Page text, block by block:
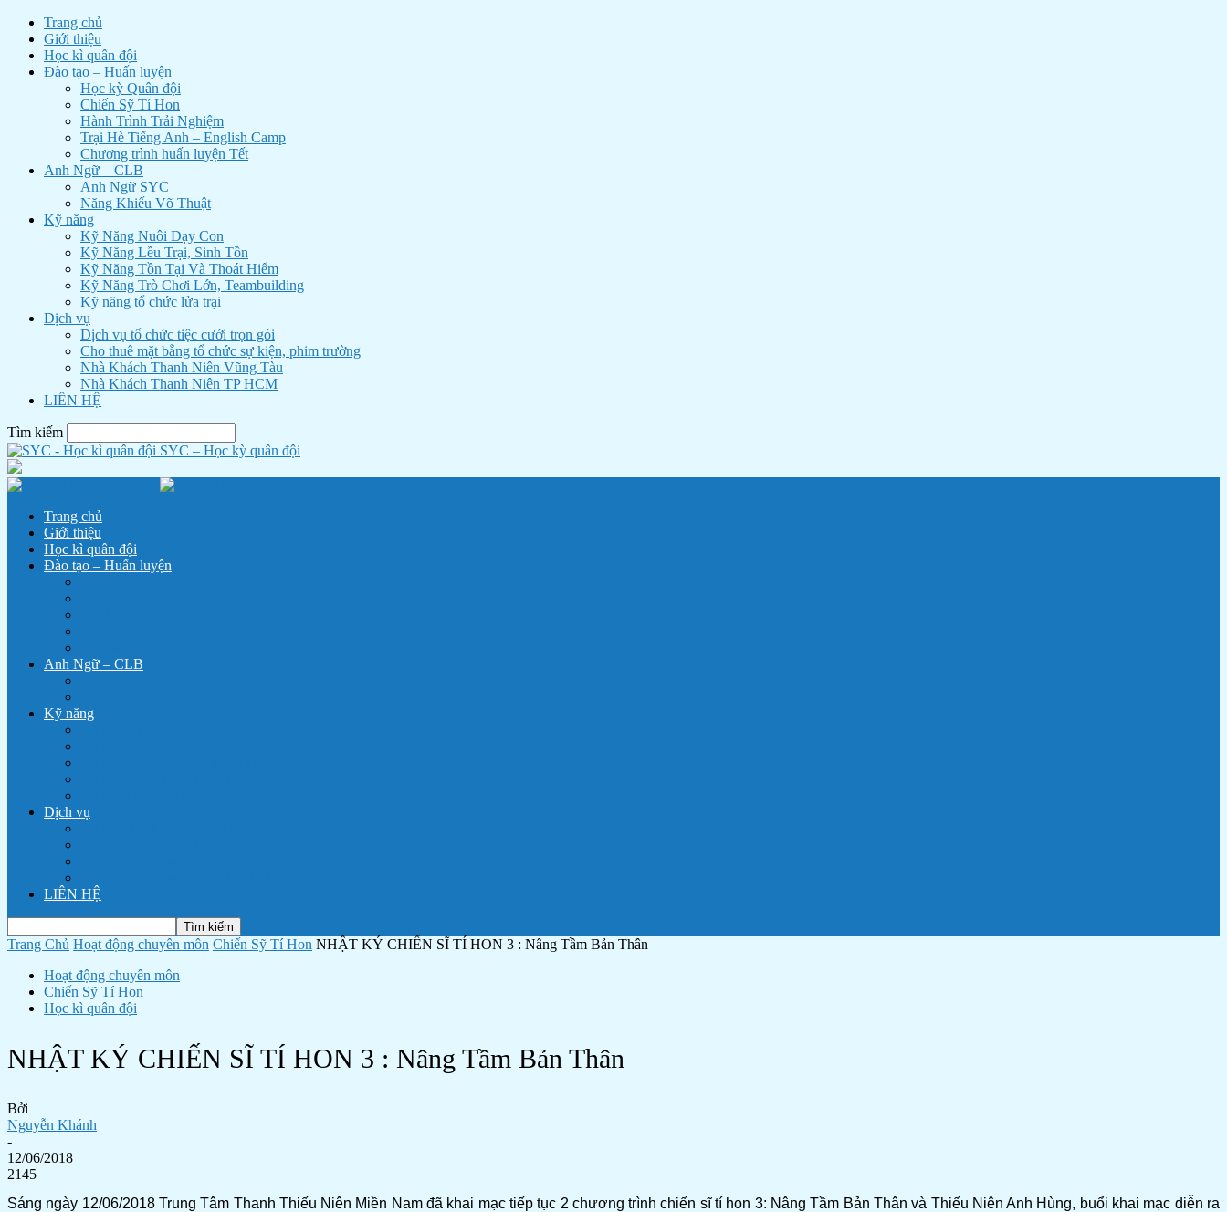
Trang chủ
Giới thiệu
Học kì quân đội
Đào tạo – Huấn luyện
Học kỳ Quân đội
Chiến Sỹ Tí Hon
Hành Trình Trải Nghiệm
Trại Hè Tiếng Anh – English Camp
Chương trình huấn luyện Tết
Anh Ngữ – CLB
Anh Ngữ SYC
Năng Khiếu Võ Thuật
Kỹ năng
Kỹ Năng Nuôi Dạy Con
Kỹ Năng Lều Trại, Sinh Tồn
Kỹ Năng Tồn Tại Và Thoát Hiểm
Kỹ Năng Trò Chơi Lớn, Teambuilding
Kỹ năng tổ chức lửa trại
Dịch vụ
Dịch vụ tổ chức tiệc cưới trọn gói
Cho thuê mặt bằng tổ chức sự kiện, phim trường
Nhà Khách Thanh Niên Vũng Tàu
Nhà Khách Thanh Niên TP HCM
LIÊN HỆ
Tìm kiếm
SYC – Học kỳ quân đội
Trang chủ
Giới thiệu
Học kì quân đội
Đào tạo – Huấn luyện
Anh Ngữ – CLB
Kỹ năng
Dịch vụ
LIÊN HỆ
Trang Chủ Hoạt động chuyên môn Chiến Sỹ Tí Hon NHẬT KÝ CHIẾN SĨ TÍ HON 3 : Nâng Tầm Bản Thân
Hoạt động chuyên môn
Chiến Sỹ Tí Hon
Học kì quân đội
NHẬT KÝ CHIẾN SĨ TÍ HON 3 : Nâng Tầm Bản Thân
Bởi
Nguyễn Khánh
-
12/06/2018
2145
Sáng ngày 12/06/2018 Trung Tâm Thanh Thiếu Niên Miền Nam đã khai mạc tiếp tục 2 chương trình chiến sĩ tí hon 3: Nâng Tầm Bản Thân và Thiếu Niên Anh Hùng, buổi khai mạc diễn ra